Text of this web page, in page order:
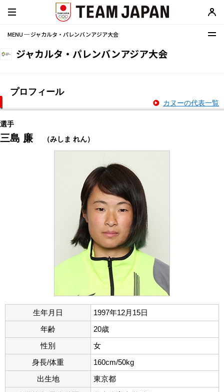
MENU ─ ジャカルタ・パレンバンアジア大会
ジャカルタ・パレンバンアジア大会
プロフィール
カヌーの代表一覧
選手
三島 廉 （みしま れん）
生年月日
1997年12月15日
年齢
20歳
性別
女
身長/体重
160cm/50kg
出生地
東京都